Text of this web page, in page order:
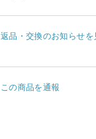
返品・交換のお知らせを
この商品を通報